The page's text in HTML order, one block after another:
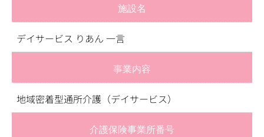
施設名
デイサービス りあん 一言
事業内容
地域密着型通所介護（デイサービス）
介護保険事業所番号